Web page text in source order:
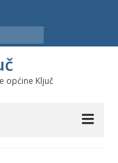
općine Ključ